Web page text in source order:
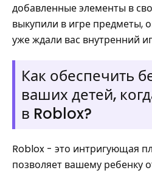
добавленные элементы в
выкупили в игре предметы,
уже ждали вас внутренний
Как обеспечить
ваших детей,
в Roblox?
Roblox - это интригующая
позволяет вашему ребенку